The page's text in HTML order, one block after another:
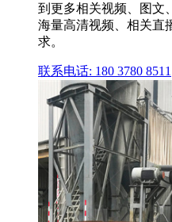
到更多相关视频、图文
海量高清视频、相关直
求。
联系电话: 180 3780 8511